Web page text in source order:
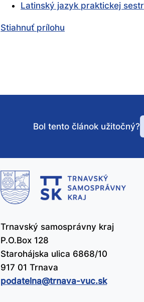
Latinský jazyk praktickej
Stiahnuť prílohu
Bol tento článok užitočný?
Trnavský samosprávny kraj
P.O.Box 128
Starohájska ulica 6868/10
917 01 Trnava
podatelna@​trnava-vuc.sk